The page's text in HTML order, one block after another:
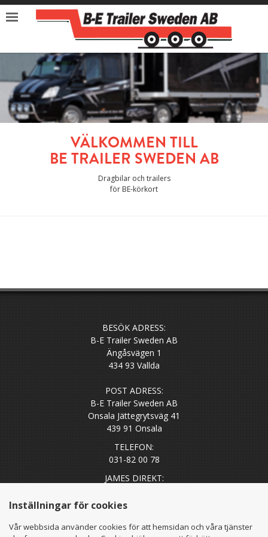
Menu
VÄLKOMMEN TILL
BE TRAILER SWEDEN AB
Dragbilar och trailers
för BE-körkort
BESÖK ADRESS:
B-E Trailer Sweden AB
Ängåsvägen 1
434 93 Vallda
POST ADRESS:
B-E Trailer Sweden AB
Onsala Jättegrytsväg 41
439 91 Onsala
TELEFON:
031-82 00 78
JAMES DIREKT:
james@betrailer.se
Inställningar för cookies
Vår webbsida använder cookies för att hemsidan och våra tjänster